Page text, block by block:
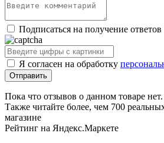
Подписаться на получение ответов
Я согласен на обработку
Пока что отзывов о данном товаре
Также читайте более, чем 700
магазине
Рейтинг на Яндекс.Маркете